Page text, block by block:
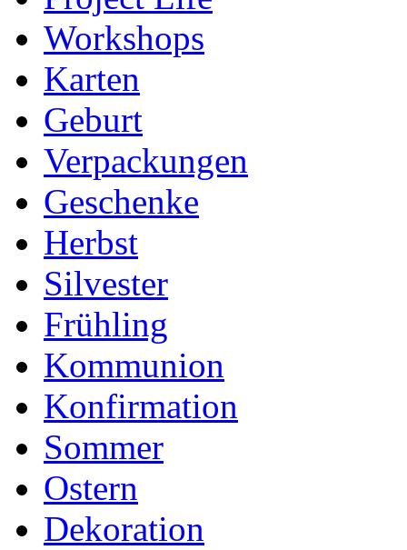
Workshops
Karten
Geburt
Verpackungen
Geschenke
Herbst
Silvester
Frühling
Kommunion
Konfirmation
Sommer
Ostern
Dekoration